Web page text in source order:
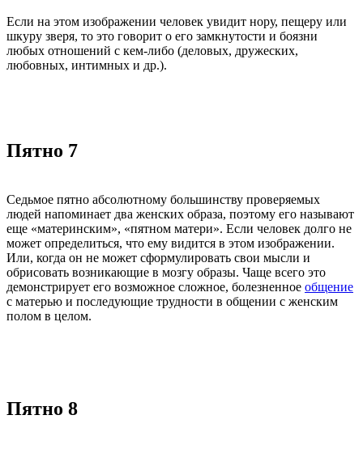
Если на этом изображении человек увидит нору, пещеру или
шкуру зверя, то это говорит о его замкнутости и боязни
любых отношений с кем-либо (деловых, дружеских,
любовных, интимных и др.).
Пятно 7
Седьмое пятно абсолютному большинству проверяемых
людей напоминает два женских образа, поэтому его называют
еще «материнским», «пятном матери». Если человек долго не
может определиться, что ему видится в этом изображении.
Или, когда он не может сформулировать свои мысли и
обрисовать возникающие в мозгу образы. Чаще всего это
демонстрирует его возможное сложное, болезненное общение
с матерью и последующие трудности в общении с женским
полом в целом.
Пятно 8